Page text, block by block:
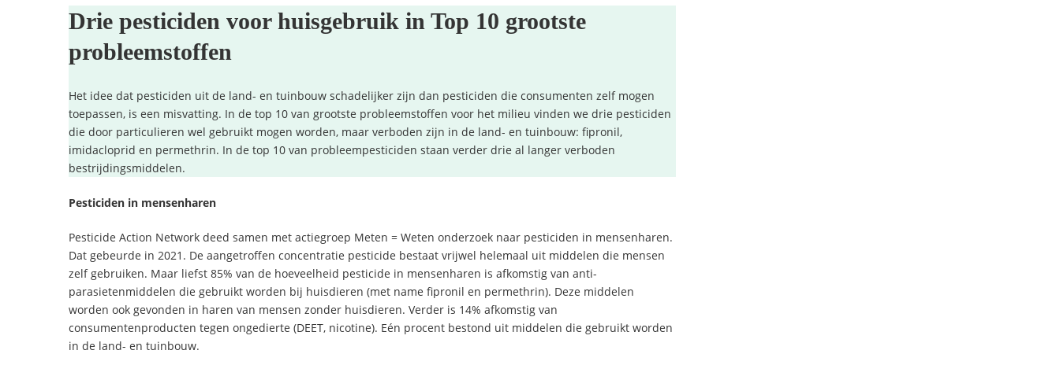
Drie pesticiden voor huisgebruik in Top 10 grootste
probleemstoffen
Het idee dat pesticiden uit de land- en tuinbouw schadelijker zijn dan pesticiden die consumenten zelf mogen
toepassen, is een misvatting. In de top 10 van grootste probleemstoffen voor het milieu vinden we drie pesticiden
die door particulieren wel gebruikt mogen worden, maar verboden zijn in de land- en tuinbouw: fipronil,
imidacloprid en permethrin. In de top 10 van probleempesticiden staan verder drie al langer verboden
bestrijdingsmiddelen.
Pesticiden in mensenharen
Pesticide Action Network deed samen met actiegroep Meten = Weten onderzoek naar pesticiden in mensenharen.
Dat gebeurde in 2021. De aangetroffen concentratie pesticide bestaat vrijwel helemaal uit middelen die mensen
zelf gebruiken. Maar liefst 85% van de hoeveelheid pesticide in mensenharen is afkomstig van anti-
parasietenmiddelen die gebruikt worden bij huisdieren (met name fipronil en permethrin). Deze middelen
worden ook gevonden in haren van mensen zonder huisdieren. Verder is 14% afkomstig van
consumentenproducten tegen ongedierte (DEET, nicotine). Eén procent bestond uit middelen die gebruikt worden
in de land- en tuinbouw.